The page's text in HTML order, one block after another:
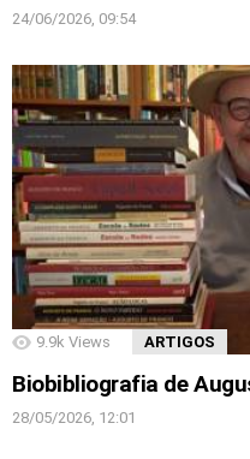
24/06/2026, 09:54
9.9k Views ARTIGOS
Biobibliografia de
28/05/2026, 12:01